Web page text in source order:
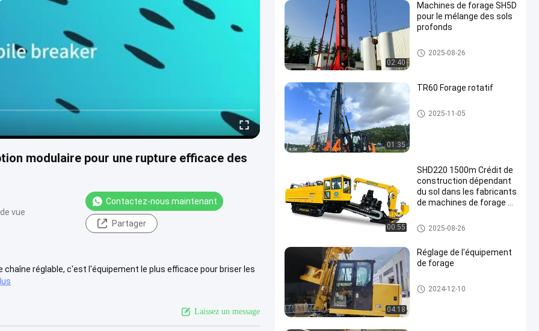
modulaire pour une rupture efficace des
vue
Contactez-nous maintenant
Partager
réglable, c'est l'équipement le plus efficace pour briser les
Laissez un message
02:40
Machines de forage SH5D
pour le mélange des sols
profonds
Forage de pieux hydraulique
2025-08-26
01:35
TR60 Forage rotatif
installations de forage rotatif
2025-11-05
00:55
SHD220 1500m Crédit de
construction dépendant
du sol dans les fabricants
de machines de forage di
Horizontal Drilling Rig directio
nnel
2025-08-26
04:18
Réglage de l'équipement
de forage
installations de forage rotatif
2024-12-10